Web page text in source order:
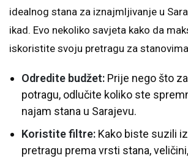
idealnog stana za iznajmljivanje u
ikad. Evo nekoliko savjeta kako da
iskoristite svoju pretragu za
Odredite budžet: Prije nego što
potragu, odlučite koliko ste
najam stana u Sarajevu.
Koristite filtre: Kako biste suzili
pretragu prema vrsti stana,